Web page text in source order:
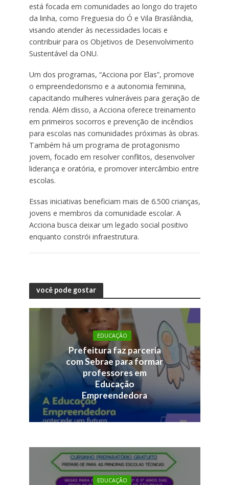
está focada em comunidades ao longo do trajeto
da linha, como Freguesia do Ó e Vila Brasilândia,
visando atender às necessidades locais e
contribuir para os Objetivos de Desenvolvimento
Sustentável da ONU.
Um dos programas, “Acciona por Elas”, promove
o empreendedorismo e a autonomia feminina,
capacitando mulheres vulneráveis para geração de
renda. Além disso, a Acciona oferece treinamento
em primeiros socorros e prevenção de incêndios
para escolas nas comunidades próximas às obras.
Também há um programa de protagonismo
jovem, focado em resolver conflitos, desenvolver
liderança e oratória, e promover intercâmbio entre
escolas.
Essas iniciativas beneficiam mais de 6.500 crianças,
jovens e membros da comunidade escolar. A
Acciona busca deixar um legado social positivo
enquanto constrói infraestrutura.
você pode gostar
EDUCAÇÃO
Prefeitura faz parceria
com Sebrae para formar
professores em
Educação
Empreendedora
EDUCAÇÃO